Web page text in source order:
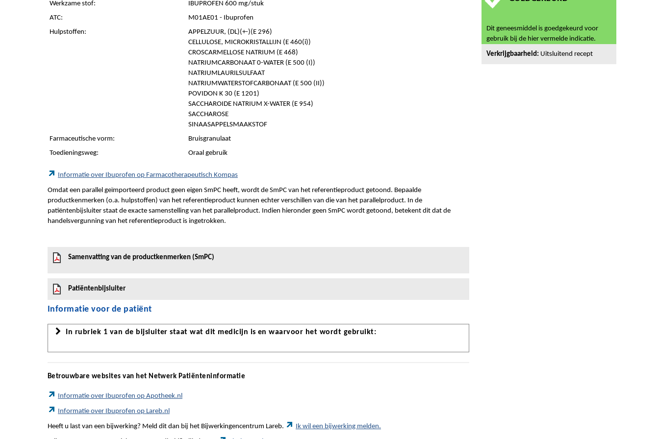
Werkzame stof:
IBUPROFEN 600 mg/stuk
ATC:
M01AE01 - Ibuprofen
Hulpstoffen:
APPELZUUR, (DL)(+-)(E 296)
CELLULOSE, MICROKRISTALLIJN (E 460(i))
CROSCARMELLOSE NATRIUM (E 468)
NATRIUMCARBONAAT 0-WATER (E 500 (I))
NATRIUMLAURILSULFAAT
NATRIUMWATERSTOFCARBONAAT (E 500 (II))
POVIDON K 30 (E 1201)
SACCHAROIDE NATRIUM X-WATER (E 954)
SACCHAROSE
SINAASAPPELSMAAKSTOF
Farmaceutische vorm:
Bruisgranulaat
Toedieningsweg:
Oraal gebruik
Informatie over Ibuprofen op Farmacotherapeutisch Kompas
Omdat een parallel geïmporteerd product geen eigen SmPC heeft, wordt de SmPC van het referentieproduct getoond. Bepaalde
productkenmerken (o.a. hulpstoffen) van het referentieproduct kunnen echter verschillen van die van het parallelproduct. In de
patiëntenbijsluiter staat de exacte samenstelling van het parallelproduct. Indien hieronder geen SmPC wordt getoond, betekent dit dat de
handelsvergunning van het referentieproduct is ingetrokken.
Samenvatting van de productkenmerken (SmPC)
Patiëntenbijsluiter
Informatie voor de patiënt
In rubriek 1 van de bijsluiter staat wat dit medicijn is en waarvoor het wordt gebruikt:
Betrouwbare websites van het Netwerk Patiënteninformatie
Informatie over Ibuprofen op Apotheek.nl
Informatie over Ibuprofen op Lareb.nl
Heeft u last van een bijwerking? Meld dit dan bij het Bijwerkingencentrum Lareb. Ik wil een bijwerking melden.
Dit geneesmiddel is goedgekeurd voor
gebruik bij de hier vermelde indicatie.
Verkrijgbaarheid: Uitsluitend recept